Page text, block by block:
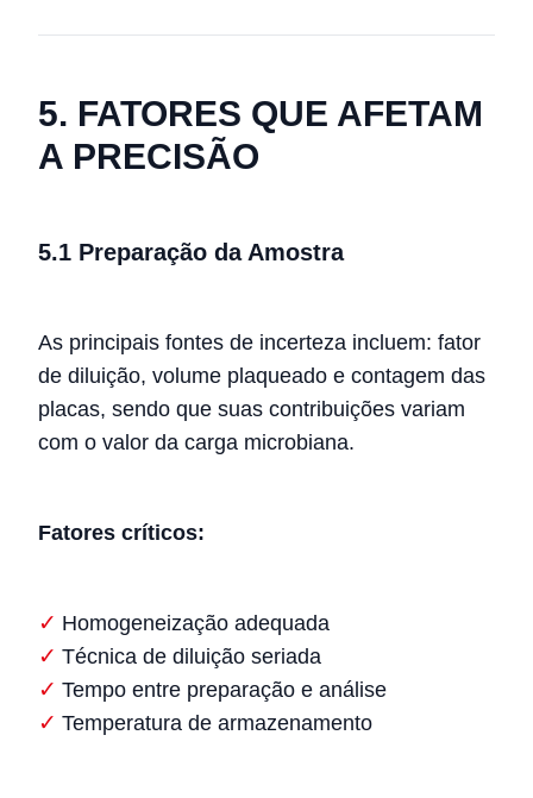
5. FATORES QUE AFETAM
A PRECISÃO
5.1 Preparação da Amostra
As principais fontes de incerteza incluem: fator
de diluição, volume plaqueado e contagem das
placas, sendo que suas contribuições variam
com o valor da carga microbiana.
Fatores críticos:
Homogeneização adequada
Técnica de diluição seriada
Tempo entre preparação e análise
Temperatura de armazenamento